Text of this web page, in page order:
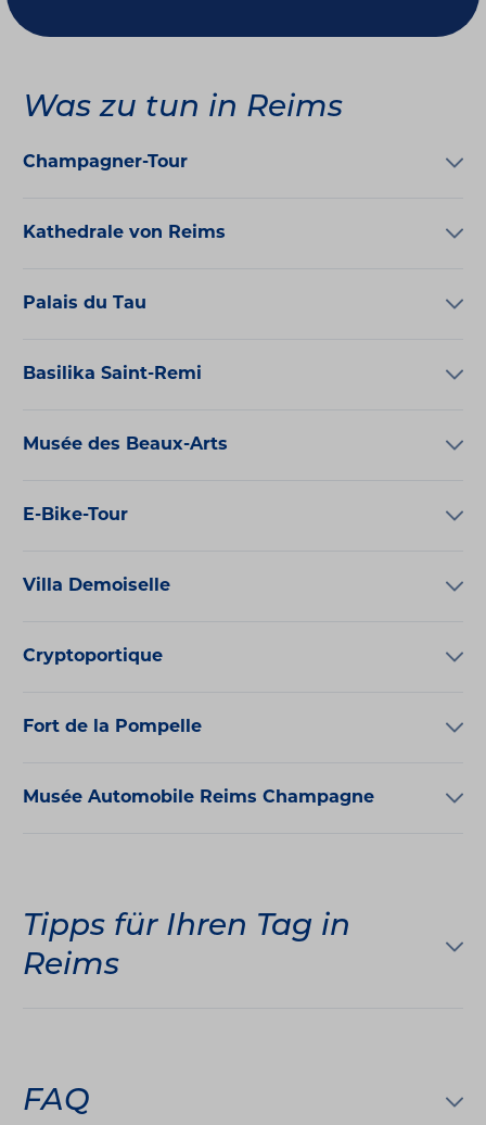
Was zu tun in Reims
Champagner-Tour
Kathedrale von Reims
Palais du Tau
Basilika Saint-Remi
Musée des Beaux-Arts
E-Bike-Tour
Villa Demoiselle
Cryptoportique
Fort de la Pompelle
Musée Automobile Reims Champagne
Tipps für Ihren Tag in
Reims
FAQ